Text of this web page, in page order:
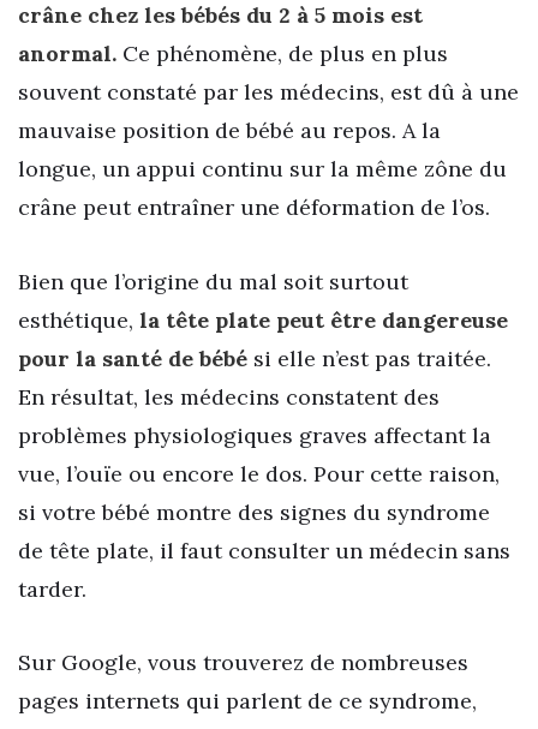
crâne chez les bébés du 2 à 5 mois est
anormal. Ce phénomène, de plus en plus
souvent constaté par les médecins, est dû à une
mauvaise position de bébé au repos. A la
longue, un appui continu sur la même zône du
crâne peut entraîner une déformation de l’os.
Bien que l’origine du mal soit surtout
esthétique, la tête plate peut être dangereuse
pour la santé de bébé si elle n’est pas traitée.
En résultat, les médecins constatent des
problèmes physiologiques graves affectant la
vue, l’ouïe ou encore le dos. Pour cette raison,
si votre bébé montre des signes du syndrome
de tête plate, il faut consulter un médecin sans
tarder.
Sur Google, vous trouverez de nombreuses
pages internets qui parlent de ce syndrome,